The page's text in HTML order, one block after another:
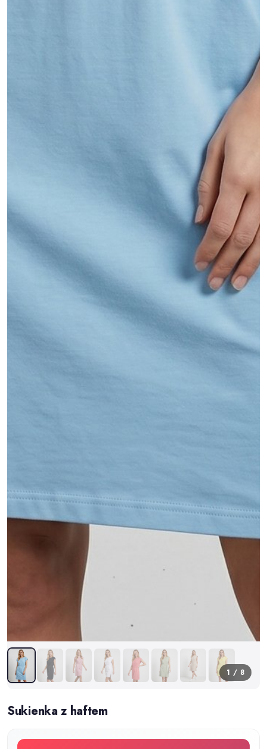
1 / 8
Sukienka z haftem